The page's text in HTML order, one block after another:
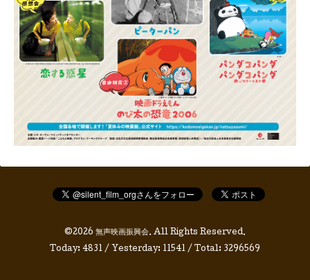
©2026 無声映画振興会. All Rights Reserved.
Today: 4831 / Yesterday: 11541 / Total: 3296569